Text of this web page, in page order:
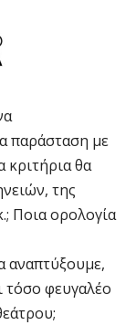
παράσταση με
κριτήρια θα
της
Ποια ορολογία
αναπτύξουμε,
τόσο φευγαλέο